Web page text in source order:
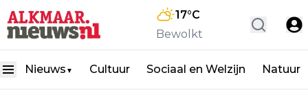
17°C
Bewolkt
Nieuws ▼ Cultuur Sociaal en Welzijn Natuur